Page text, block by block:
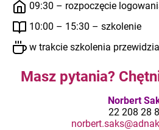
09:30 – rozpoczęcie
10:00 – 15:30 – szkolenie
w trakcie szkolenia
Masz pytania?
Norbert
22 208 28